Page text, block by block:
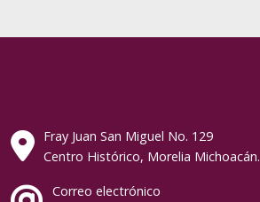
Fray Juan San Miguel No. 129
Centro Histórico, Morelia Michoacán.
Correo electrónico